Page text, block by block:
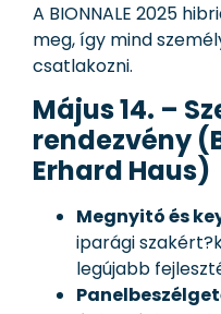
A BIONNALE 2025
meg, így mind
csatlakozni.
Május 14. –
rendezvény
Erhard Haus)
Megnyitó és
iparági
legújabb